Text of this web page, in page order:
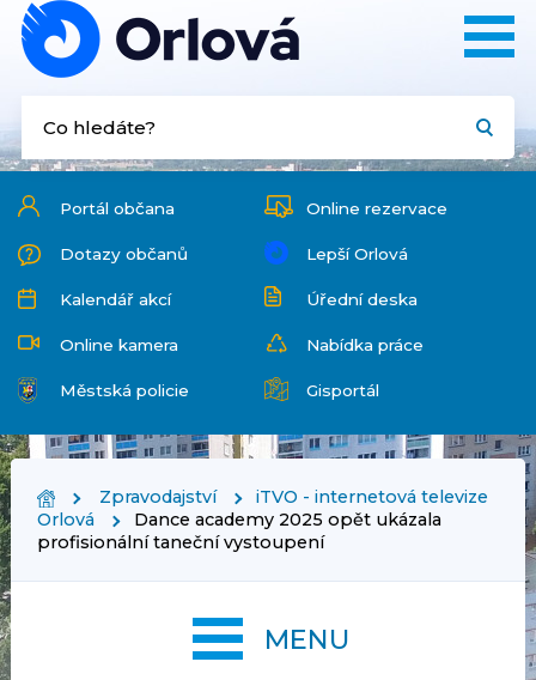
Portál občana Online rezervace
Dotazy občanů Lepší Orlová
Kalendář akcí Úřední deska
Online kamera Nabídka práce
Městská policie Gisportál
Zpravodajství
iTVO - internetová televize
Orlová
Dance academy 2025 opět ukázala
profisionální taneční vystoupení
MENU